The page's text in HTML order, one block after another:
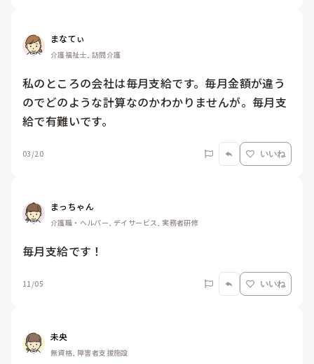
まなてぃ
介護福祉士, 訪問介護
私のところの会社は毎月支給です。毎月金額が違う
のでどのような計算なのかわかりませんが。毎月支
給で有難いです。
03/20 いいね
まっちゃん
介護職・ヘルパー, デイサービス, 実務者研修
毎月支給です！
11/05 いいね
未央
無資格, 障害者支援施設